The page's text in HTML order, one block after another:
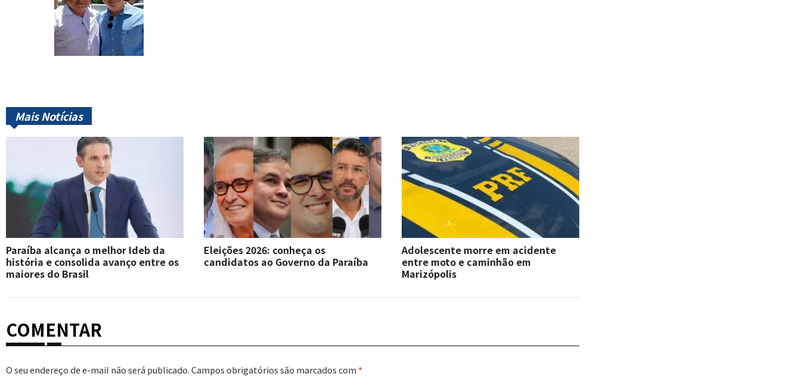
Mais Notícias
Paraíba alcança o melhor Ideb da
história e consolida avanço entre os
maiores do Brasil
Eleições 2026: conheça os
candidatos ao Governo da Paraíba
Adolescente morre em acidente
entre moto e caminhão em
Marizópolis
COMENTAR
O seu endereço de e-mail não será publicado.Campos obrigatórios são marcados com*